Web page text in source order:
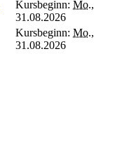
Kursbeginn: Mo.,
31.08.2026
Kursbeginn: Mo.,
31.08.2026